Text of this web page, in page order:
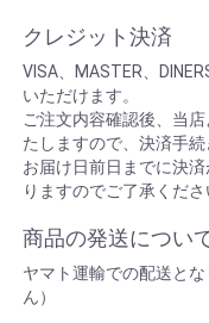
した。
2023/03/16 お客
だき、山梨県南ア
しました。
2023/03/16 お客
注文をいただき
いたしました。
2023/03/14 企業
き、川崎市川崎区
2023/03/13 お客様
ただき、栃木県真
した。
クレジット決済
VISA、MASTER、
いただけます。
ご注文内容確認後、当
たしますので、決済手続
お届け日前日までに決
りますのでご了承くださ
商品の発送につい
ヤマト運輸での配送と
ん）